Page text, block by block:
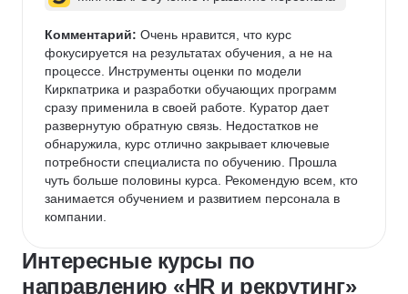
Комментарий: Очень нравится, что курс
фокусируется на результатах обучения, а не на
процессе. Инструменты оценки по модели
Киркпатрика и разработки обучающих программ
сразу применила в своей работе. Куратор дает
развернутую обратную связь. Недостатков не
обнаружила, курс отлично закрывает ключевые
потребности специалиста по обучению. Прошла
чуть больше половины курса. Рекомендую всем, кто
занимается обучением и развитием персонала в
компании.
Интересные курсы по
направлению «HR и рекрутинг»